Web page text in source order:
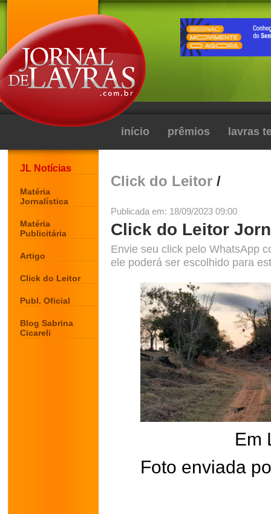
início prêmios lavras
JL Notícias
Matéria
Jornalística
Matéria
Publicitária
Artigo
Click do Leitor
Publ. Oficial
Blog Sabrina
Cicareli
Click do Leitor /
Publicada em: 18/09/2023 09:00
Click do Leitor
Envie seu click pelo WhatsApp
ele poderá ser escolhido para
Em
Foto enviada